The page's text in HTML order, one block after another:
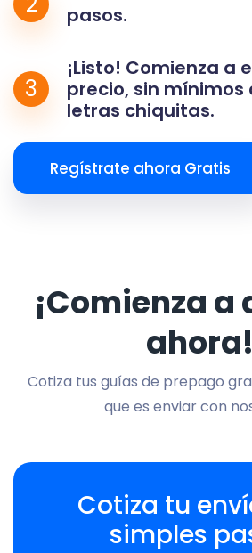
pasos.
3
¡Listo! Comienza a
precio, sin mínimos
letras chiquitas.
Regístrate ahora Gratis
¡Comienza
ahora!
Cotiza tus guías de prepago
que es enviar con
Cotiza tu
simples